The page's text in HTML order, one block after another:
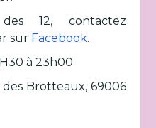
12, contactez
sur Facebook.
à 23h00
Brotteaux, 69006